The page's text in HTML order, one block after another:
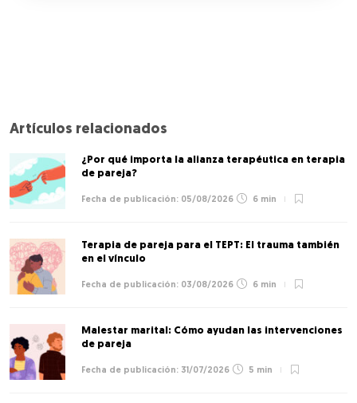
Artículos relacionados
¿Por qué importa la alianza terapéutica en terapia
de pareja?
05/08/2026 6 min
Terapia de pareja para el TEPT: El trauma también
en el vínculo
03/08/2026 6 min
Malestar marital: Cómo ayudan las intervenciones
de pareja
31/07/2026 5 min